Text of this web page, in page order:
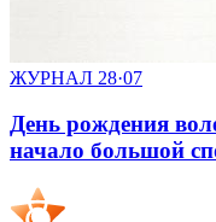
ЖУРНАЛ 28·07
День рождения
начало большой